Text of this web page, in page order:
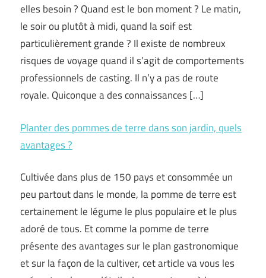
elles besoin ? Quand est le bon moment ? Le matin,
le soir ou plutôt à midi, quand la soif est
particulièrement grande ? Il existe de nombreux
risques de voyage quand il s’agit de comportements
professionnels de casting. Il n’y a pas de route
royale. Quiconque a des connaissances […]
Planter des pommes de terre dans son jardin, quels
avantages ?
Cultivée dans plus de 150 pays et consommée un
peu partout dans le monde, la pomme de terre est
certainement le légume le plus populaire et le plus
adoré de tous. Et comme la pomme de terre
présente des avantages sur le plan gastronomique
et sur la façon de la cultiver, cet article va vous les